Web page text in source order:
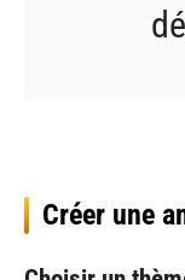
Créer une